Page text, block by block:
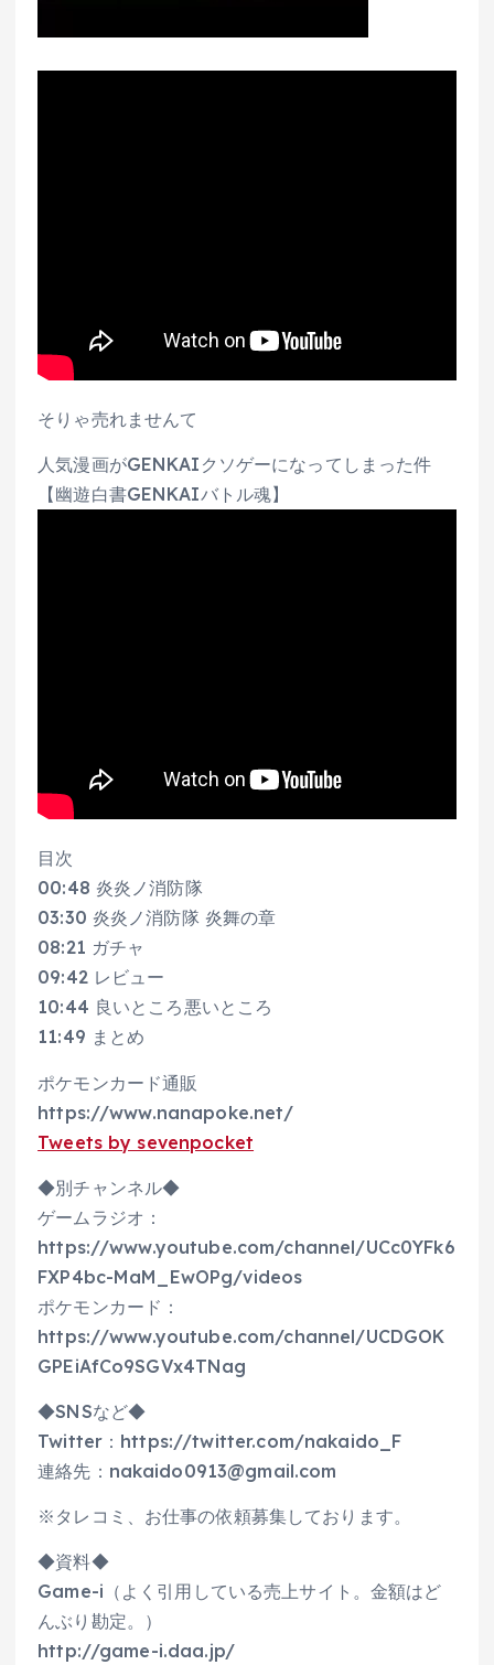
そりゃ売れませんて
人気漫画がGENKAIクソゲーになってしまった件
【幽遊白書GENKAIバトル魂】
目次
00:48 炎炎ノ消防隊
03:30 炎炎ノ消防隊 炎舞の章
08:21 ガチャ
09:42 レビュー
10:44 良いところ悪いところ
11:49 まとめ
ポケモンカード通販
https://www.nanapoke.net/
Tweets by sevenpocket
◆別チャンネル◆
ゲームラジオ：
https://www.youtube.com/channel/UCc0YFk6
FXP4bc-MaM_EwOPg/videos
ポケモンカード：
https://www.youtube.com/channel/UCDGOK
GPEiAfCo9SGVx4TNag
◆SNSなど◆
Twitter：https://twitter.com/nakaido_F​
連絡先：nakaido0913@gmail.com
※タレコミ、お仕事の依頼募集しております。
◆資料◆
Game-i（よく引用している売上サイト。金額はど
んぶり勘定。）
http://game-i.daa.jp/​